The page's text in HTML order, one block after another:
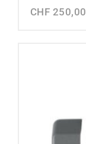
CHF 250,00